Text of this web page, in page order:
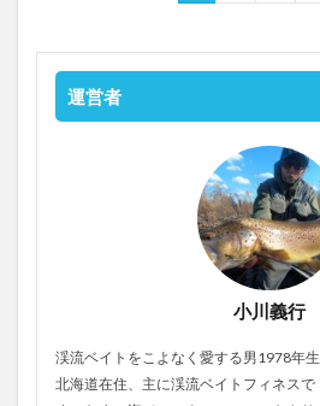
運営者
小川義行
渓流ベイトをこよなく愛する男1978年
北海道在住、主に渓流ベイトフィネスで